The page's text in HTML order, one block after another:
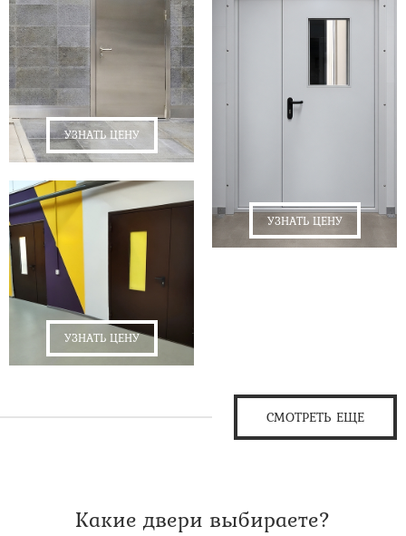
УЗНАТЬ ЦЕНУ
УЗНАТЬ ЦЕНУ
УЗНАТЬ ЦЕНУ
СМОТРЕТЬ ЕЩЕ
Какие двери выбираете?